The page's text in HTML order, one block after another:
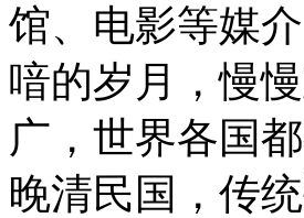
馆、电影等媒
喑的岁月，慢
广，世界各国
晚清民国，传